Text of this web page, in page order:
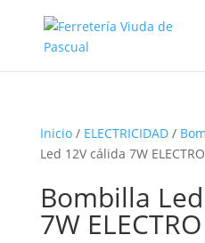
Inicio/ ELECTRICIDAD/
Led 12V cálida 7W
Bombilla
7W